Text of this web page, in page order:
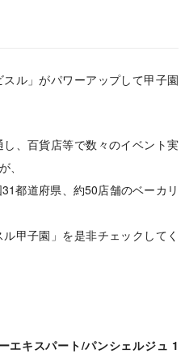
ル」がパワーアップして甲子園
、百貨店等で数々のイベント実
、
都道府県、約50店舗のベーカリ
甲子園」を是非チェックしてく
エキスパート/パンシェルジュ 1